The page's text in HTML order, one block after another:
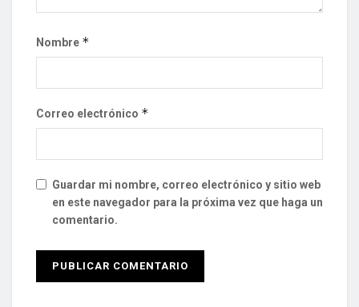
Nombre *
Correo electrónico *
Guardar mi nombre, correo electrónico y sitio web
en este navegador para la próxima vez que haga un
comentario.